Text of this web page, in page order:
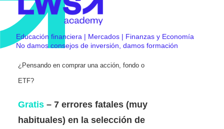
Educación financiera | Mercados | Finanzas y Economía
No damos consejos de inversión, damos formación
¿Pensando en comprar una acción, fondo o
ETF?
Gratis – 7 errores fatales (muy
habituales) en la selección de